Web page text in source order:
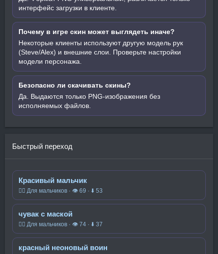
интерфейс загрузки в клиенте.
Почему в игре скин может выглядеть иначе?
Некоторые клиенты используют другую модель рук
(Steve/Alex) и внешние слои. Проверьте настройки
модели персонажа.
Безопасно ли скачивать скины?
Да. Выдаются только PNG-изображения без
исполняемых файлов.
Быстрый переход
Красивый мальчик
🧍‍♂️ Для мальчиков · 👁 69 · ⬇ 53
чувак с маской
🧍‍♂️ Для мальчиков · 👁 74 · ⬇ 37
красный неоновый воин